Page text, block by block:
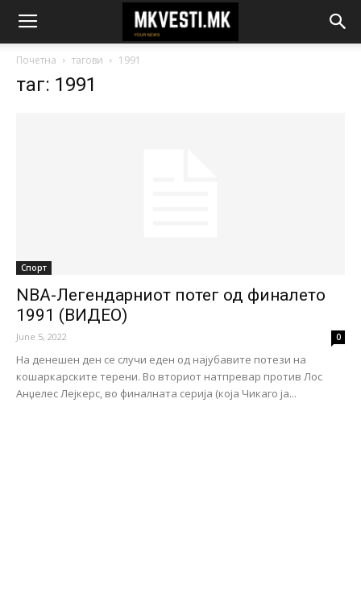
Почетна тагови 1991
таг: 1991
Спорт
NBA-Легендарниот потег од финалето
1991 (ВИДЕО)
June 5, 2022 0
На денешен ден се случи еден од најубавите потези на
кошаркарските терени. Во вториот натпревар против Лос
Анџелес Лејкерс, во финалната серија (која Чикаго ја...